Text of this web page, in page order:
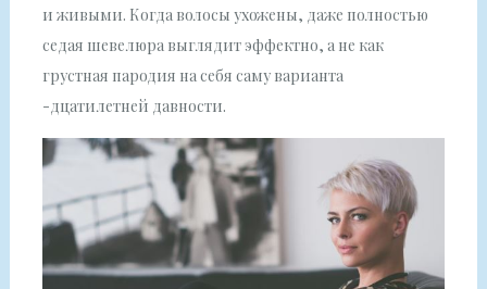
и живыми. Когда волосы ухожены, даже полностью
седая шевелюра выглядит эффектно, а не как
грустная пародия на себя саму варианта
-дцатилетней давности.